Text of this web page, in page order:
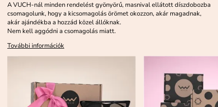
A VUCH-nál minden rendelést gyönyörű, masnival ellátott díszdobozba
csomagolunk, hogy a kicsomagolás örömet okozzon, akár magadnak,
akár ajándékba a hozzád közel állóknak.
Nem kell aggódni a csomagolás miatt.
További információk